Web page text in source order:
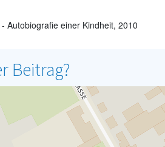
- Autobiografie einer Kindheit, 2010
Beitrag?